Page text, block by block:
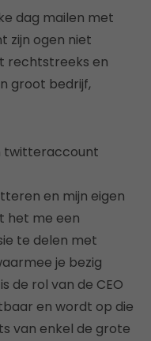
dag mailen met
zijn ogen niet
rechtstreeks en
groot bedrijf,
twitteraccount
en mijn eigen
het me een
te delen met
je bezig
de rol van de CEO
en wordt op die
van enkel de grote